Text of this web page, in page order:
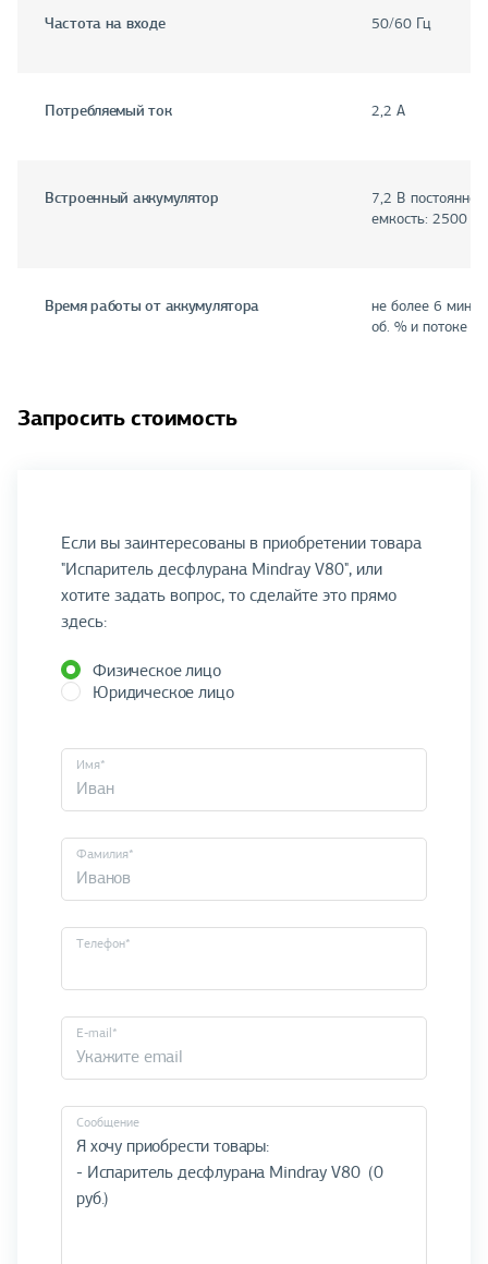
Частота на входе 50/60 Гц
Потребляемый ток 2,2 A
Встроенный аккумулятор
7,2 В
емкость: 2500
Время работы от аккумулятора
не более 6
об. % и потоке
Запросить стоимость
Если вы заинтересованы в приобретении товара
"Испаритель десфлурана Mindray V80", или
хотите задать вопрос, то сделайте это прямо
здесь:
Физическое лицо
Юридическое лицо
Имя*
Фамилия*
Телефон*
E-mail*
Cообщение